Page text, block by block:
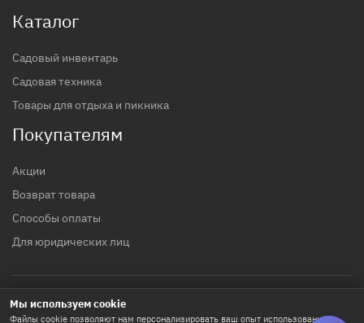
Каталог
Садовый инвентарь
Садовая техника
Товары для отдыха и пикника
Покупателям
Акции
Возврат товара
Способы оплаты
Для юридических лиц
© 2017 - 2026 гг. Строительный магазин INTTOOLS
Мы используем cookie
Файлы cookie позволяют нам персонализировать ваш опыт использования